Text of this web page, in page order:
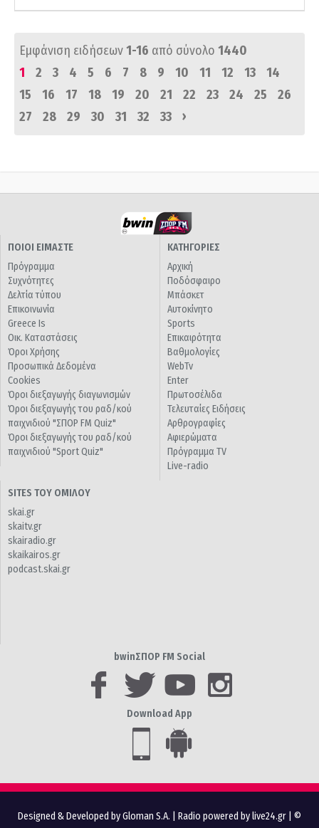
Εμφάνιση ειδήσεων1-16 από σύνολο 1440
1
2 3 4 5 6 7 8 9 10 11 12 13
14
15
16 17 18 19 20 21 22 23 24 25
26
27
28 29 30 31 32 33 ›
ΠΟΙΟΙ ΕΙΜΑΣΤΕ
Πρόγραμμα
Συχνότητες
Δελτία τύπου
Επικοινωνία
Greece Is
Οικ. Καταστάσεις
Όροι Χρήσης
Προσωπικά Δεδομένα
Cookies
Όροι διεξαγωγής διαγωνισμών
Όροι διεξαγωγής του ραδ/κού
παιχνιδιού "ΣΠΟΡ FM Quiz"
Όροι διεξαγωγής του ραδ/κού
παιχνιδιού "Sport Quiz"
ΚΑΤΗΓΟΡΙΕΣ
Αρχική
Ποδόσφαιρο
Μπάσκετ
Αυτοκίνητο
Sports
Επικαιρότητα
Βαθμολογίες
WebTv
Enter
Πρωτοσέλιδα
Τελευταίες Ειδήσεις
Αρθρογραφίες
Αφιερώματα
Πρόγραμμα TV
Live-radio
SITES ΤΟΥ ΟΜΙΛΟΥ
skai.gr
skaitv.gr
skairadio.gr
skaikairos.gr
podcast.skai.gr
bwinΣΠΟΡ FM Social
Download App
Designed & Developed by Gloman S.A. Radio powered by live24.gr | ©